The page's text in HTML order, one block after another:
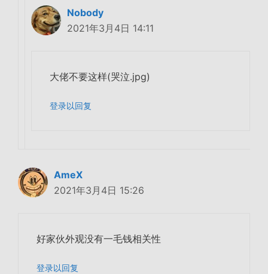
Nobody
2021年3月4日 14:11
大佬不要这样(哭泣.jpg)
登录以回复
AmeX
2021年3月4日 15:26
好家伙外观没有一毛钱相关性
登录以回复